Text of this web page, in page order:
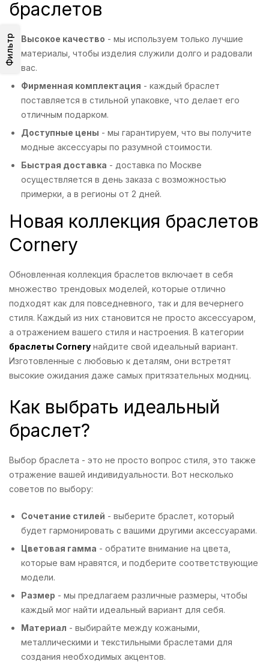
Фильтр
браслетов
Высокое качество - мы используем только лучшие
материалы, чтобы изделия служили долго и радовали
вас.
Фирменная комплектация - каждый браслет
поставляется в стильной упаковке, что делает его
отличным подарком.
Доступные цены - мы гарантируем, что вы получите
модные аксессуары по разумной стоимости.
Быстрая доставка - доставка по Москве
осуществляется в день заказа с возможностью
примерки, а в регионы от 2 дней.
Новая коллекция браслетов
Cornery
Обновленная коллекция браслетов включает в себя
множество трендовых моделей, которые отлично
подходят как для повседневного, так и для вечернего
стиля. Каждый из них становится не просто аксессуаром,
а отражением вашего стиля и настроения. В категории
браслеты Cornery найдите свой идеальный вариант.
Изготовленные с любовью к деталям, они встретят
высокие ожидания даже самых притязательных модниц.
Как выбрать идеальный
браслет?
Выбор браслета - это не просто вопрос стиля, это также
отражение вашей индивидуальности. Вот несколько
советов по выбору:
Сочетание стилей - выберите браслет, который
будет гармонировать с вашими другими аксессуарами.
Цветовая гамма - обратите внимание на цвета,
которые вам нравятся, и подберите соответствующие
модели.
Размер - мы предлагаем различные размеры, чтобы
каждый мог найти идеальный вариант для себя.
Материал - выбирайте между кожаными,
металлическими и текстильными браслетами для
создания необходимых акцентов.